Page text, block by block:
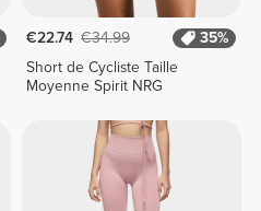
€22.74 €34.99
35%
Short de Cycliste Taille
Moyenne Spirit NRG